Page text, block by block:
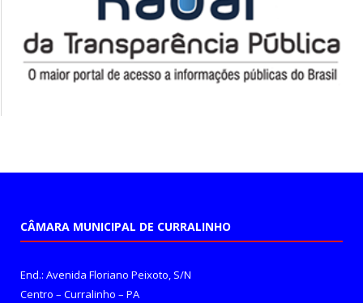
CÂMARA MUNICIPAL DE CURRALINHO
End.: Avenida Floriano Peixoto, S/N
Centro – Curralinho – PA